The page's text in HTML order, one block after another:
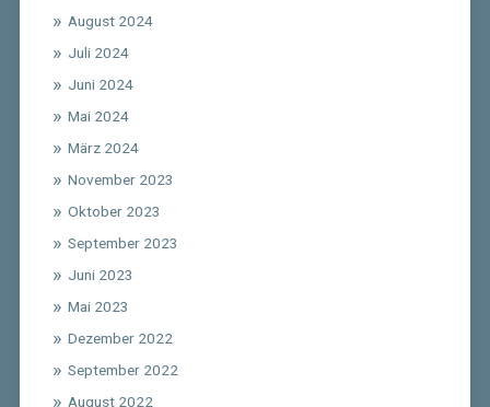
August 2024
Juli 2024
Juni 2024
Mai 2024
März 2024
November 2023
Oktober 2023
September 2023
Juni 2023
Mai 2023
Dezember 2022
September 2022
August 2022